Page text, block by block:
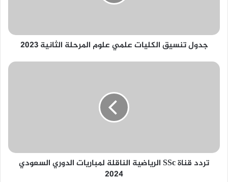
جدول تنسيق الكليات علمي علوم المرحلة الثانية 2023
تردد
2024
تردد قناة SSc الرياضية الناقلة لمباريات الدوري السعودي
2024